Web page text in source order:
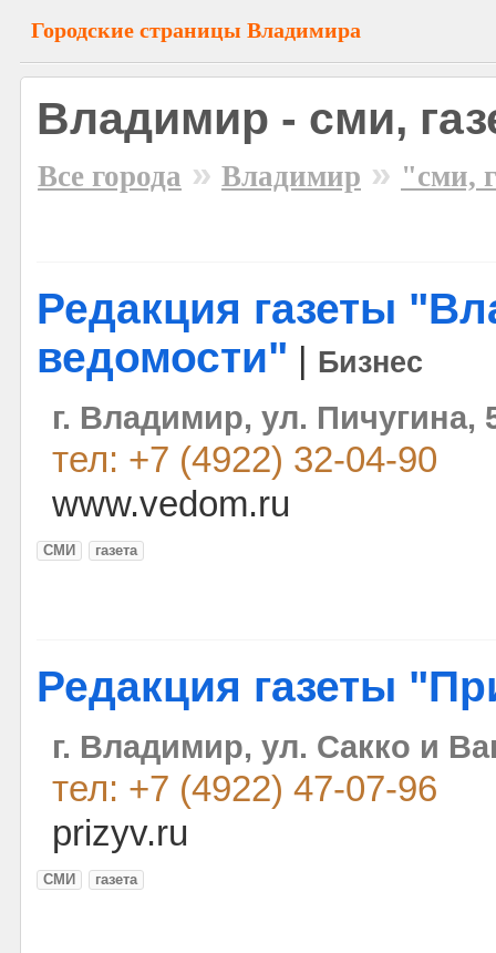
Городские страницы Владимира
Владимир - сми,
Все города » Владимир » "сми,
Редакция газеты
ведомости"
Бизнес
г. Владимир, ул. Пичугина,
тел: +7 (4922) 32-04-90
www.vedom.ru
СМИ газета
Редакция газеты
г. Владимир, ул. Сакко и
тел: +7 (4922) 47-07-96
prizyv.ru
СМИ газета